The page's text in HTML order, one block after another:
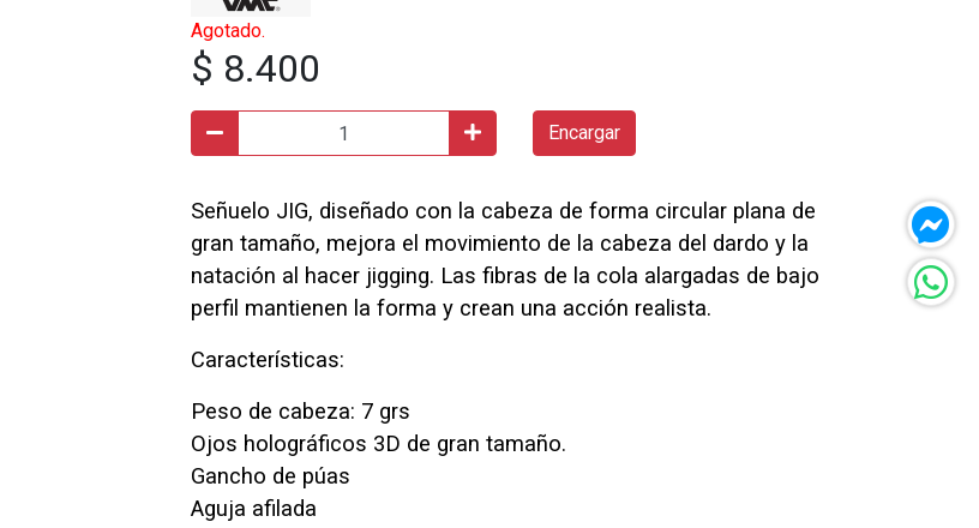
Agotado.
$ 8.400
Encargar
Señuelo JIG, diseñado con la cabeza de forma circular plana de
gran tamaño, mejora el movimiento de la cabeza del dardo y la
natación al hacer jigging. Las fibras de la cola alargadas de bajo
perfil mantienen la forma y crean una acción realista.
Características:
Peso de cabeza: 7 grs
Ojos holográficos 3D de gran tamaño.
Gancho de púas
Aguja afilada